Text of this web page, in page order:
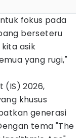
fokus pada
berseteru
asik
yang rugi,"
(IS) 2026,
khusus
generasi
tema "The